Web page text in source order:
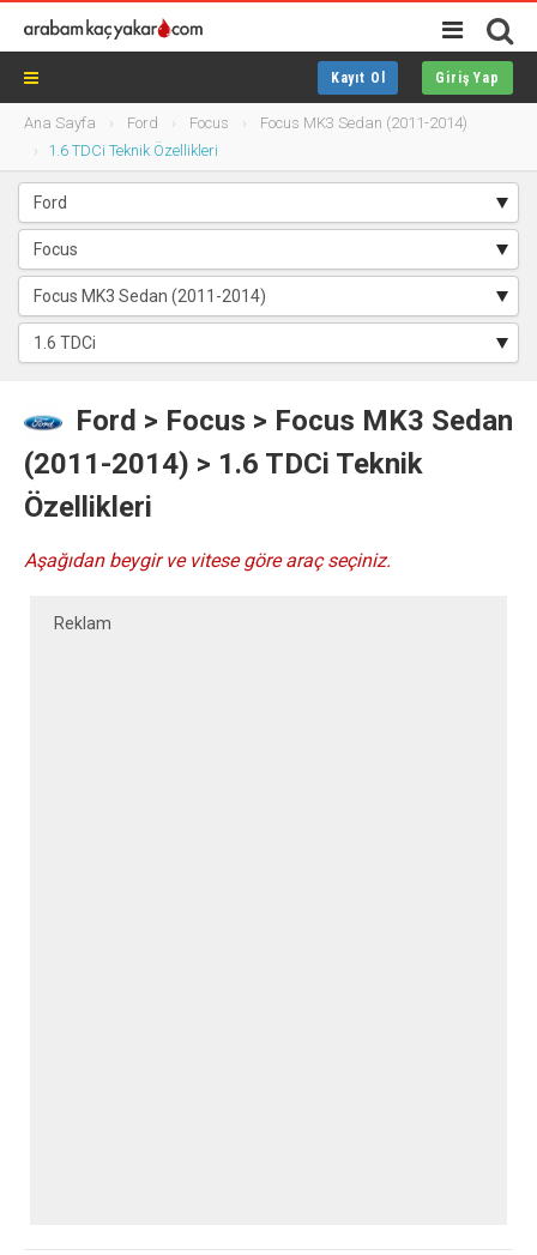
Kayıt Ol Giriş Yap
Ana Sayfa Ford Focus
Focus MK3 Sedan (2011-2014)
1.6 TDCi Teknik Özellikleri
Ford > Focus > Focus MK3 Sedan
(2011-2014) > 1.6 TDCi Teknik
Özellikleri
Aşağıdan beygir ve vitese göre araç seçiniz.
Reklam